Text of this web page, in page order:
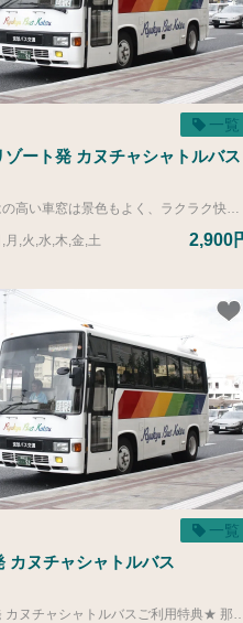
一覧
ゾート発 カヌチャシャトルバス
バスならではの高い車窓は景色もよく、ラクラク快適です。 カヌチャリゾート発 → わんさか大浦パーク経由 → 那覇空港着 公式サイトからのご予約受付は、当日午前9:00までとなっております。 午前9:00以降のお申し込みにつきましては、お手数ですがレジャーカウンターまでお電話にてお問い合わせください。 レジャーカウンター：営業時間 8：30～19：00 TEL：0980-55-8649 ▼ヴィラ（カヌチャリゾートにお部屋を所有）またはゴルフメンバーシップのお客様は下記リンク先よりご予約ください。 https://activity.kanucha.jp/top/products/10834b4c-fd33-540b-9945-c390f40b2959?lng=ja 【2026年度運行ダイヤ】 ■運行期間 4/1-3/31 カヌチャリゾート発 １０：３０（わんさか１０：４０→那覇空港１２：００着）
月,火,水,木,金,土 2,900
一覧
カヌチャシャトルバス
★那覇空港発 カヌチャシャトルバスご利用特典★ 那覇空港発 カヌチャシャトルバスをご利用のお客様に、那覇空港内の一部の飲食店でご利用いただける「ワンドリンクサービス券」をプレゼントいたします。 ● ご利用可能期間 2026/5/1(金)～2027/3/31(水) ● ご利用いただける店舗 ・空港食堂（1階） ・琉球村（4階） ・とんかつ新宿さぼてん（4階） ご利用について ・ご乗車前にご集合いただく那覇空港内「那覇バス空港案内所」にて、サービス券をお受け取りください。 ・店内でのお食事に限りご利用いただけます。テイクアウトやドリンクだけのご注文の場合はご利用いただけません。 ・1枚につき、お1人様1回までご利用いただけます。 －－－－－－－－－－－－－－－－－－－－－－－－－－－－－－－－－－－－－－－－－ 空港に着いて、バスに乗車。バスが停まったら、そこはカヌチャリゾート。 バスならではの高い車窓は景色もよく、ラクラク快適です。 那覇空港 発→ わんさか大浦パーク 経由→ カヌチ